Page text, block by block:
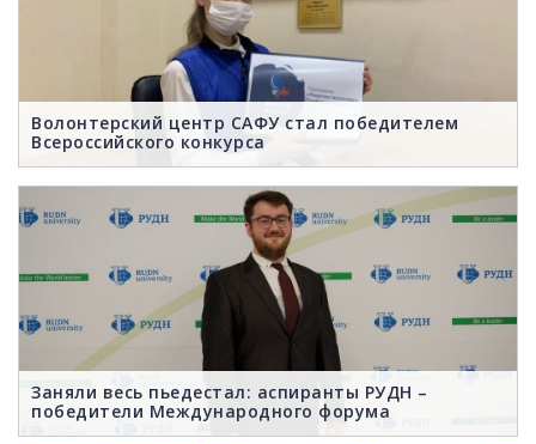
Волонтерский центр САФУ стал победителем
Всероссийского конкурса
Заняли весь пьедестал: аспиранты РУДН –
победители Международного форума